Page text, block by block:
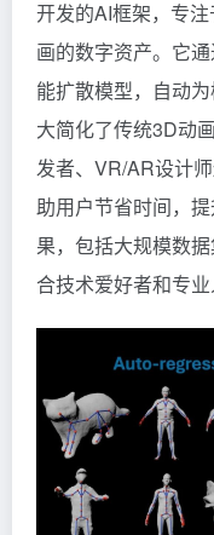
开发的AI框架，专
画的数字资产。它
能扩散模型，自动
大简化了传统3D动
发者、VR/AR设计
助用户节省时间，
果，包括大规模数
合技术爱好者和专业